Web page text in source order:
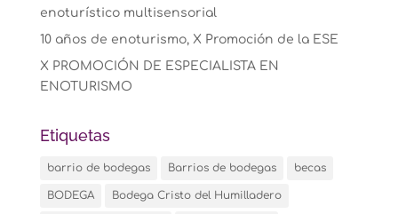
enoturístico multisensorial
10 años de enoturismo, X Promoción de la ESE
X PROMOCIÓN DE ESPECIALISTA EN
ENOTURISMO
Etiquetas
barrio de bodegas Barrios de bodegas becas
BODEGA Bodega Cristo del Humilladero